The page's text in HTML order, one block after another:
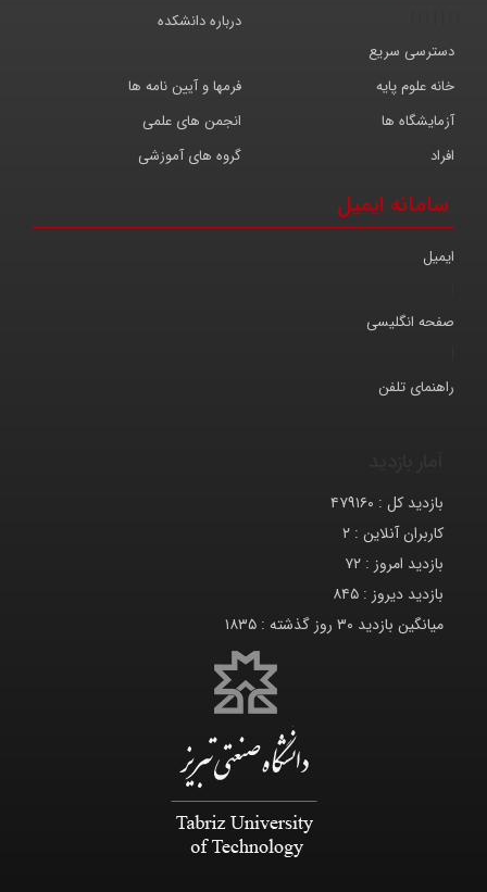
درباره دانشکده
افراد گروه های آموزشی
آزمایشگاه ها انجمن های علمی
خانه علوم پایه فرمها و آیین نامه ها
دسترسی سریع
سامانه ایمیل
ایمیل
صفحه انگلیسی
راهنمای تلفن
بازدید کل : ۴۷۹۱۶۰
کاربران آنلاین : ۲
بازدید امروز : ۷۲
بازدید دیروز : ۸۴۵
میانگین بازدید ۳۰ روز گذشته :
۱۸۳۵